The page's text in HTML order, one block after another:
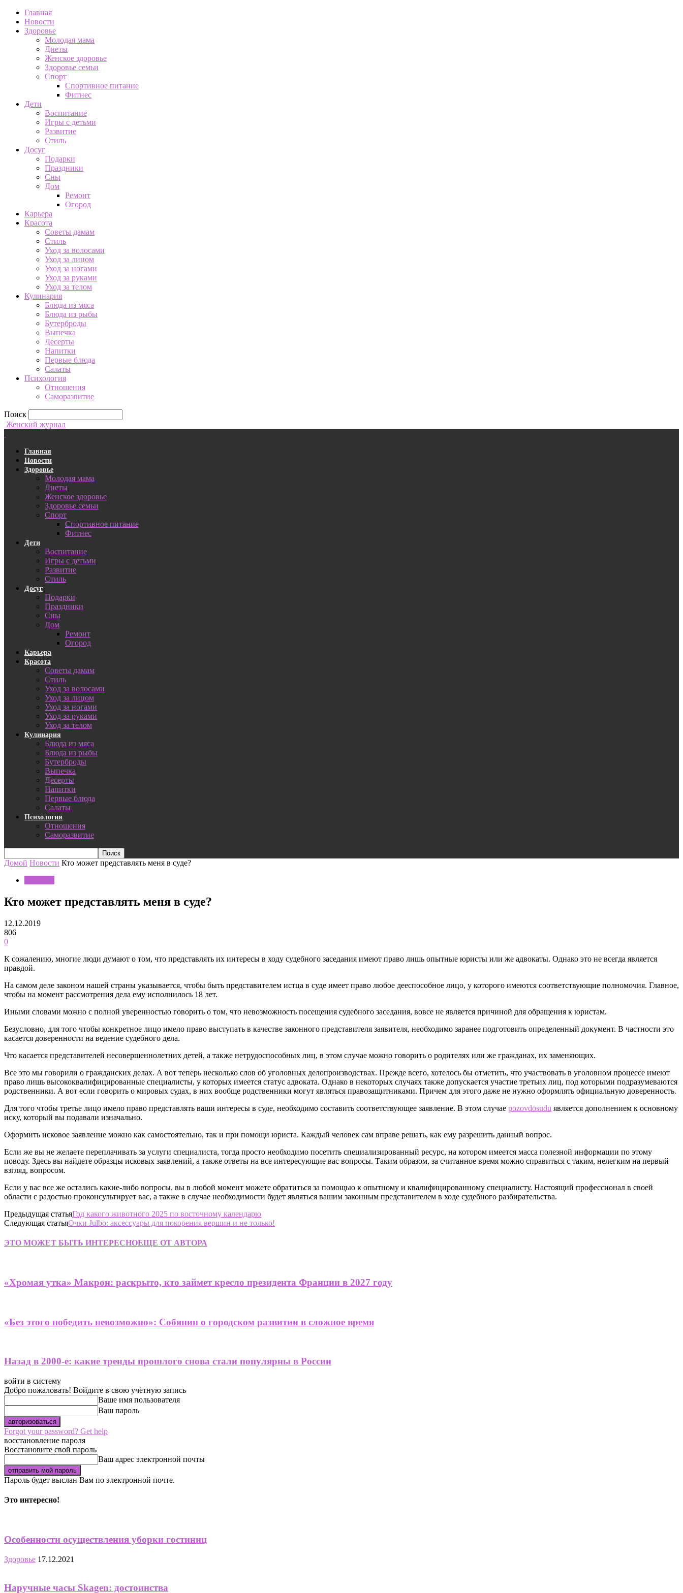
Главная
Новости
Здоровье
Молодая мама
Диеты
Женское здоровье
Здоровье семьи
Спорт
Спортивное питание
Фитнес
Дети
Воспитание
Игры с детьми
Развитие
Стиль
Досуг
Подарки
Праздники
Сны
Дом
Ремонт
Огород
Карьера
Красота
Советы дамам
Стиль
Уход за волосами
Уход за лицом
Уход за ногами
Уход за руками
Уход за телом
Кулинария
Блюда из мяса
Блюда из рыбы
Бутерброды
Выпечка
Десерты
Напитки
Первые блюда
Салаты
Психология
Отношения
Саморазвитие
Поиск
Женский журнал
Главная
Новости
Здоровье
Молодая мама
Диеты
Женское здоровье
Здоровье семьи
Спорт
Спортивное питание
Фитнес
Дети
Воспитание
Игры с детьми
Развитие
Стиль
Досуг
Подарки
Праздники
Сны
Дом
Ремонт
Огород
Карьера
Красота
Советы дамам
Стиль
Уход за волосами
Уход за лицом
Уход за ногами
Уход за руками
Уход за телом
Кулинария
Блюда из мяса
Блюда из рыбы
Бутерброды
Выпечка
Десерты
Напитки
Первые блюда
Салаты
Психология
Отношения
Саморазвитие
Домой Новости Кто может представлять меня в суде?
Кто может представлять меня в суде?
12.12.2019
806
0
К сожалению, многие люди думают о том, что представлять их интересы в ходу судебного заседания имеют право лишь опытные юристы или же адвокаты. Однако это не всегда является
правдой.
На самом деле законом нашей страны указывается, чтобы быть представителем истца в суде имеет право любое дееспособное лицо, у которого имеются соответствующие полномочия. Главное,
чтобы на момент рассмотрения дела ему исполнилось 18 лет.
Иными словами можно с полной уверенностью говорить о том, что невозможность посещения судебного заседания, вовсе не является причиной для обращения к юристам.
Безусловно, для того чтобы конкретное лицо имело право выступать в качестве законного представителя заявителя, необходимо заранее подготовить определенный документ. В частности это
касается доверенности на ведение судебного дела.
Что касается представителей несовершеннолетних детей, а также нетрудоспособных лиц, в этом случае можно говорить о родителях или же гражданах, их заменяющих.
Все это мы говорили о гражданских делах. А вот теперь несколько слов об уголовных делопроизводствах. Прежде всего, хотелось бы отметить, что участвовать в уголовном процессе имеют
право лишь высококвалифицированные специалисты, у которых имеется статус адвоката. Однако в некоторых случаях также допускается участие третьих лиц, под которыми подразумеваются
родственники. А вот если говорить о мировых судах, в них вообще родственники могут являться правозащитниками. Причем для этого даже не нужно оформлять официальную доверенность.
Для того чтобы третье лицо имело право представлять ваши интересы в суде, необходимо составить соответствующее заявление. В этом случае pozovdosudu является дополнением к основному
иску, который вы подавали изначально.
Оформить исковое заявление можно как самостоятельно, так и при помощи юриста. Каждый человек сам вправе решать, как ему разрешить данный вопрос.
Если же вы не желаете переплачивать за услуги специалиста, тогда просто необходимо посетить специализированный ресурс, на котором имеется масса полезной информации по этому
поводу. Здесь вы найдете образцы исковых заявлений, а также ответы на все интересующие вас вопросы. Таким образом, за считанное время можно справиться с таким, нелегким на первый
взгляд, вопросом.
Если у вас все же остались какие-либо вопросы, вы в любой момент можете обратиться за помощью к опытному и квалифицированному специалисту. Настоящий профессионал в своей
области с радостью проконсультирует вас, а также в случае необходимости будет являться вашим законным представителем в ходе судебного разбирательства.
Предыдущая статьяГод какого животного 2025 по восточному календарю
Следующая статьяОчки Julbo: аксессуары для покорения вершин и не только!
ЭТО МОЖЕТ БЫТЬ ИНТЕРЕСНОЕЩЕ ОТ АВТОРА
«Хромая утка» Макрон: раскрыто, кто займет кресло президента Франции в 2027 году
«Без этого победить невозможно»: Собянин о городском развитии в сложное время
Назад в 2000-е: какие тренды прошлого снова стали популярны в России
войти в систему
Добро пожаловать! Войдите в свою учётную запись
Ваше имя пользователя
Ваш пароль
Forgot your password? Get help
восстановление пароля
Восстановите свой пароль
Ваш адрес электронной почты
Пароль будет выслан Вам по электронной почте.
Это интересно!
Особенности осуществления уборки гостиниц
Здоровье 17.12.2021
Наручные часы Skagen: достоинства